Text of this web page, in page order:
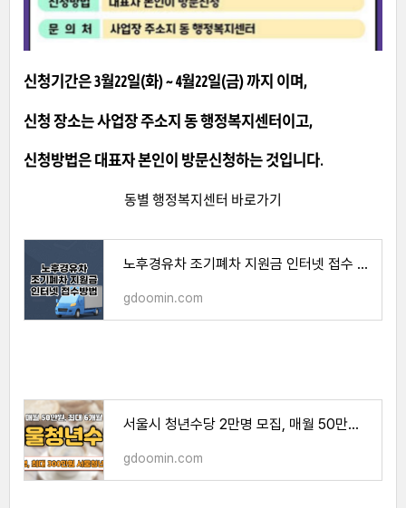
신청기간은 3월22일(화) ~ 4월22일(금) 까지 이며,
신청 장소는 사업장 주소지 동 행정복지센터이고,
신청방법은 대표자 본인이 방문신청하는 것입니다.
동별 행정복지센터 바로가기
노후경유차 조기폐차 지원금 인터넷 접수 방법
gdoomin.com
서울시 청년수당 2만명 모집, 매월 50만원 지급
gdoomin.com